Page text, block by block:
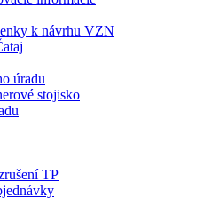
k návrhu VZN
úradu
stojisko
TP